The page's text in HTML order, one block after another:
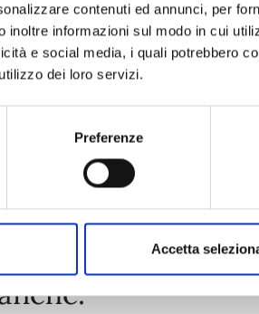
contenuti ed annunci, per
inoltre informazioni sul modo in cui
e social media, i quali potrebbero
dei loro servizi.
Preferenze
Accetta
27/10/2026
€ 9,95